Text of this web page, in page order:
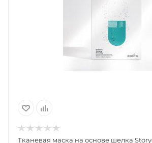
Тканевая маска на основе шелка